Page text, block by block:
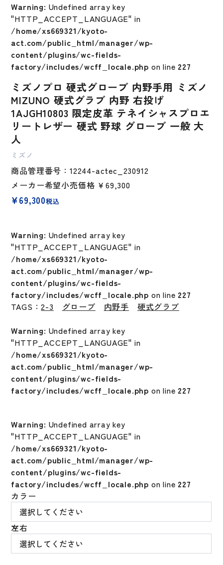
Warning: Undefined array key
"HTTP_ACCEPT_LANGUAGE" in
/home/xs669321/kyoto-
act.com/public_html/manager/wp-
content/plugins/wc-fields-
factory/includes/wcff_locale.php on line 227
ミズノプロ 硬式グローブ 内野手用 ミズノ
MIZUNO 硬式グラブ 内野 右投げ
1AJGH10803 限定皮革 テネイシャスプロエ
リートレザー 硬式 野球 グローブ 一般 大
人
ミズノ
商品管理番号：12244-actec_230912
メーカー希望小売価格 ￥69,300
¥69,300税込
Warning: Undefined array key
"HTTP_ACCEPT_LANGUAGE" in
/home/xs669321/kyoto-
act.com/public_html/manager/wp-
content/plugins/wc-fields-
factory/includes/wcff_locale.php on line 227
TAGS：2-3 グローブ 内野手
硬式グラブ
Warning: Undefined array key
"HTTP_ACCEPT_LANGUAGE" in
/home/xs669321/kyoto-
act.com/public_html/manager/wp-
content/plugins/wc-fields-
factory/includes/wcff_locale.php on line 227
Warning: Undefined array key
"HTTP_ACCEPT_LANGUAGE" in
/home/xs669321/kyoto-
act.com/public_html/manager/wp-
content/plugins/wc-fields-
factory/includes/wcff_locale.php on line 227
カラー
左右